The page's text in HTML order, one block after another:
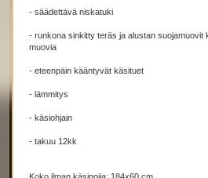
- säädettävä niskatuki
- runkona sinkitty teräs ja alustan suojamuovit
muovia
- eteenpäin kääntyvät käsituet
- lämmitys
- käsiohjain
- takuu 12kk